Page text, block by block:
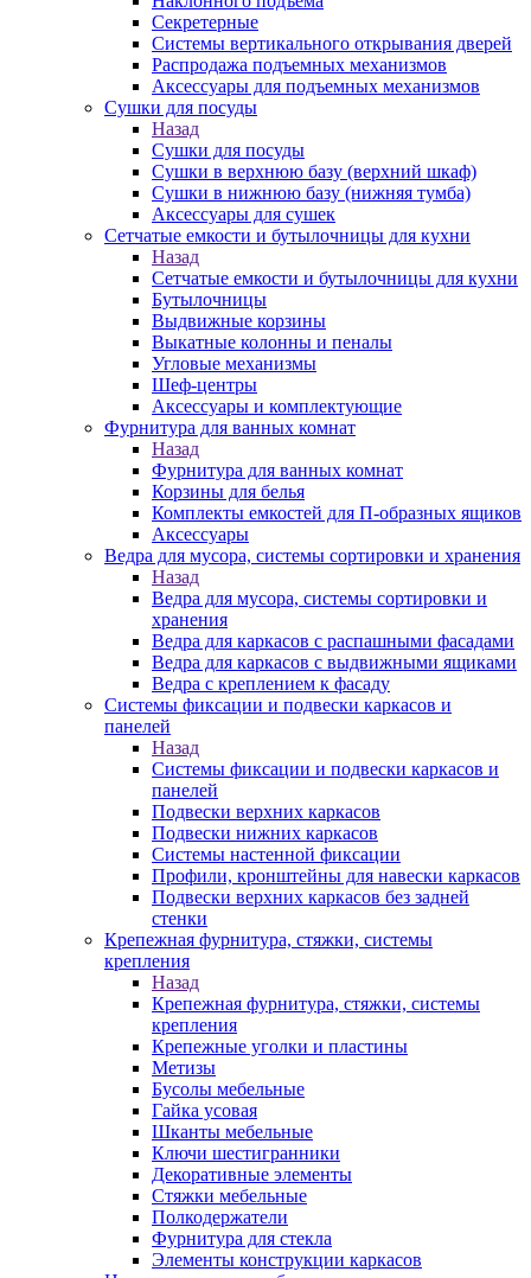
Секретерные
Системы вертикального открывания дверей
Распродажа подъемных механизмов
Аксессуары для подъемных механизмов
Сушки для посуды
Назад
Сушки для посуды
Сушки в верхнюю базу (верхний шкаф)
Сушки в нижнюю базу (нижняя тумба)
Аксессуары для сушек
Сетчатые емкости и бутылочницы для кухни
Назад
Сетчатые емкости и бутылочницы для кухни
Бутылочницы
Выдвижные корзины
Выкатные колонны и пеналы
Угловые механизмы
Шеф-центры
Аксессуары и комплектующие
Фурнитура для ванных комнат
Назад
Фурнитура для ванных комнат
Корзины для белья
Комплекты емкостей для П-образных ящиков
Аксессуары
Ведра для мусора, системы сортировки и хранения
Назад
Ведра для мусора, системы сортировки и
хранения
Ведра для каркасов с распашными фасадами
Ведра для каркасов с выдвижными ящиками
Ведра с креплением к фасаду
Системы фиксации и подвески каркасов и
панелей
Назад
Системы фиксации и подвески каркасов и
панелей
Подвески верхних каркасов
Подвески нижних каркасов
Системы настенной фиксации
Профили, кронштейны для навески каркасов
Подвески верхних каркасов без задней
стенки
Крепежная фурнитура, стяжки, системы
крепления
Назад
Крепежная фурнитура, стяжки, системы
крепления
Крепежные уголки и пластины
Метизы
Бусолы мебельные
Гайка усовая
Шканты мебельные
Ключи шестигранники
Декоративные элементы
Стяжки мебельные
Полкодержатели
Фурнитура для стекла
Элементы конструкции каркасов